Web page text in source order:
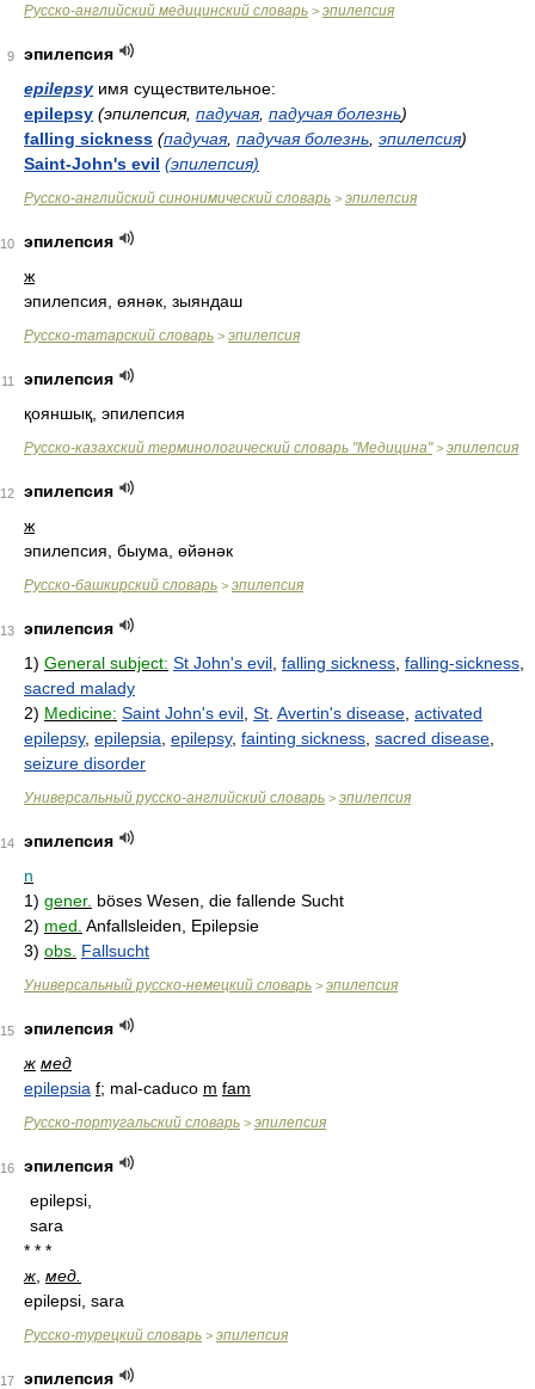
Русско-английский медицинский словарь > эпилепсия
9
эпилепсия
epilepsy имя существительное:
epilepsy (эпилепсия, падучая, падучая болезнь)
falling sickness (падучая, падучая болезнь эпилепсия)
Saint-John's evil (эпилепсия)
Русско-английский синонимический словарь > эпилепсия
10
эпилепсия
ж
эпилепсия, өянәк, зыяндаш
Русско-татарский словарь > эпилепсия
11
эпилепсия
қояншық, эпилепсия
Русско-казахский терминологический словарь "Медицина"> эпилепсия
12
эпилепсия
ж
эпилепсия, быума, өйәнәк
Русско-башкирский словарь > эпилепсия
13
эпилепсия
1) General subject: St John's evil falling sickness falling-sickness
sacred malady
2) Medicine: Saint John's evil St Avertin's disease activated
epilepsy, epilepsia epilepsy, fainting sickness sacred disease
seizure disorder
Универсальный русско-английский словарь > эпилепсия
14
эпилепсия
n
1) gener. böses Wesen, die fallende Sucht
2) med. Anfallsleiden, Epilepsie
3) obs. Fallsucht
Универсальный русско-немецкий словарь > эпилепсия
15
эпилепсия
ж мед
epilepsia f; mal-caduco m fam
Русско-португальский словарь > эпилепсия
16
эпилепсия
epilepsi,
sara
* * *
ж мед.
epilepsi, sara
Русско-турецкий словарь > эпилепсия
17
эпилепсия